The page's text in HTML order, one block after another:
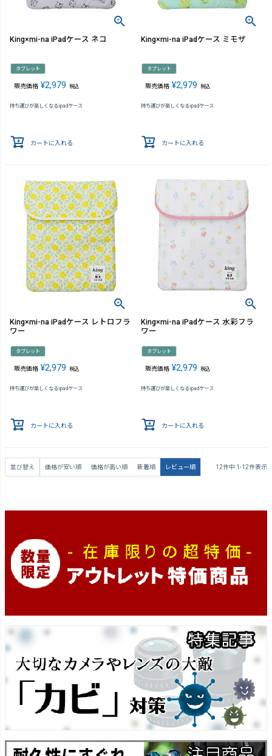
King×mi-na iPadケース ネコ
タブレット
販売価格 ¥2,979 税込
持ち運びが楽しくなるipadケース
カートに入れる
King×mi-na iPadケース ミモザ
タブレット
販売価格 ¥2,979 税込
持ち運びが楽しくなるipadケース
カートに入れる
King×mi-na iPadケース レトロフラ
ワー
タブレット
販売価格 ¥2,979 税込
持ち運びが楽しくなるipadケース
カートに入れる
King×mi-na iPadケース 水彩フラ
ワー
タブレット
販売価格 ¥2,979 税込
持ち運びが楽しくなるipadケース
カートに入れる
並び替え 価格が安い順 価格が高い順 新着順 レビュー順 12件中 1 -12件表示